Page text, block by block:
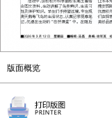
版面概览